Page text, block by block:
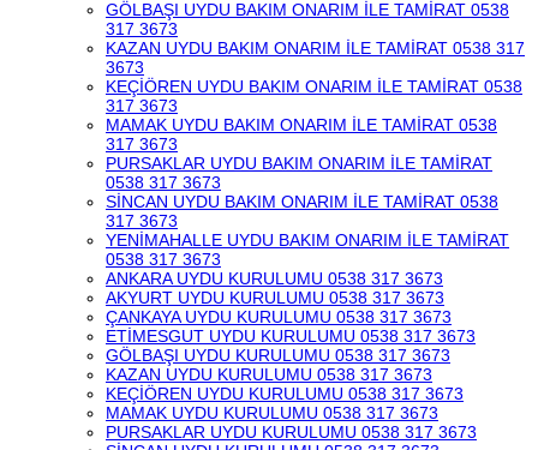
GÖLBAŞI UYDU BAKIM ONARIM İLE TAMİRAT 0538
317 3673
KAZAN UYDU BAKIM ONARIM İLE TAMİRAT 0538 317
3673
KEÇİÖREN UYDU BAKIM ONARIM İLE TAMİRAT 0538
317 3673
MAMAK UYDU BAKIM ONARIM İLE TAMİRAT 0538
317 3673
PURSAKLAR UYDU BAKIM ONARIM İLE TAMİRAT
0538 317 3673
SİNCAN UYDU BAKIM ONARIM İLE TAMİRAT 0538
317 3673
YENİMAHALLE UYDU BAKIM ONARIM İLE TAMİRAT
0538 317 3673
ANKARA UYDU KURULUMU 0538 317 3673
AKYURT UYDU KURULUMU 0538 317 3673
ÇANKAYA UYDU KURULUMU 0538 317 3673
ETİMESGUT UYDU KURULUMU 0538 317 3673
GÖLBAŞI UYDU KURULUMU 0538 317 3673
KAZAN UYDU KURULUMU 0538 317 3673
KEÇİÖREN UYDU KURULUMU 0538 317 3673
MAMAK UYDU KURULUMU 0538 317 3673
PURSAKLAR UYDU KURULUMU 0538 317 3673